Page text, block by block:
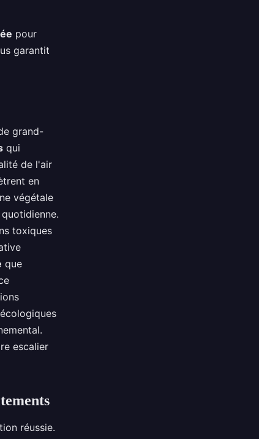
pour
garantit
grand-
qui
de l'air
en
végétale
toxiques
que
escalier
réussie.